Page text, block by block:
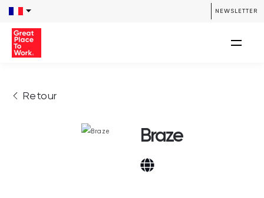
NEWSLETTER
Retour
Braze